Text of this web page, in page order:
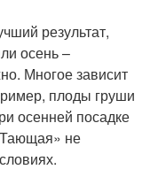
результат,
осень –
Многое зависит
плоды груши
осенней посадке
не